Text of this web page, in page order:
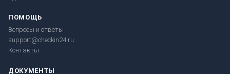
ПОМОЩЬ
Вопросы и ответы
support@checkin24.ru
Контакты
ДОКУМЕНТЫ